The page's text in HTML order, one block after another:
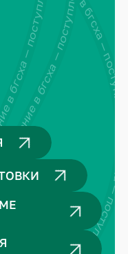
бгсха — поступление в бгсха — поступление в бгсха —